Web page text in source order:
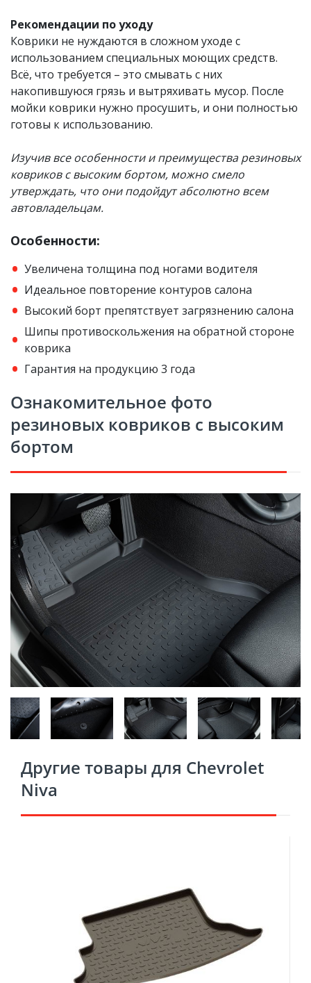
Рекомендации по уходу
Коврики не нуждаются в сложном уходе с
использованием специальных моющих средств.
Всё, что требуется – это смывать с них
накопившуюся грязь и вытряхивать мусор. После
мойки коврики нужно просушить, и они полностью
готовы к использованию.
Изучив все особенности​ и преимущества резиновых
ковриков с высоким бортом, можно смело
утверждать, что они подойдут абсолютно всем
автовладельцам.
Особенности:
Увеличена толщина под ногами водителя
Идеальное повторение контуров салона
Высокий борт препятствует загрязнению салона
Шипы противоскольжения на обратной стороне
коврика
Гарантия на продукцию 3 года
Ознакомительное фото
резиновых ковриков с высоким
бортом
Другие товары для Chevrolet
Niva